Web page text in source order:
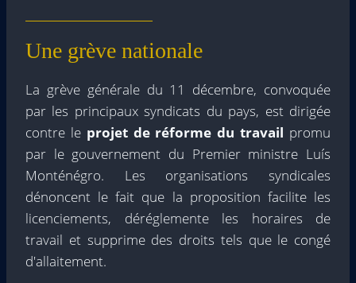
Une grève nationale
La grève générale du 11 décembre, convoquée
par les principaux syndicats du pays, est dirigée
contre le projet de réforme du travail promu
par le gouvernement du Premier ministre Luís
Monténégro. Les organisations syndicales
dénoncent le fait que la proposition facilite les
licenciements, déréglemente les horaires de
travail et supprime des droits tels que le congé
d'allaitement.